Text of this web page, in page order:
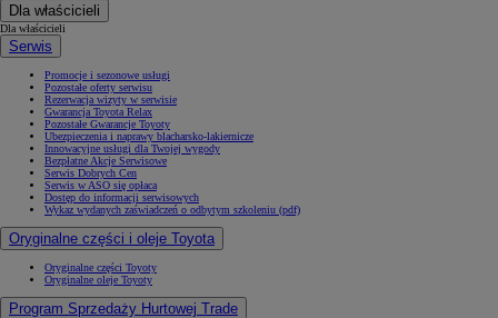
Dla właścicieli
Dla właścicieli
Serwis
Promocje i sezonowe usługi
Pozostałe oferty serwisu
Rezerwacja wizyty w serwisie
Gwarancja Toyota Relax
Pozostałe Gwarancje Toyoty
Ubezpieczenia i naprawy blacharsko-lakiernicze
Innowacyjne usługi dla Twojej wygody
Bezpłatne Akcje Serwisowe
Serwis Dobrych Cen
Serwis w ASO się opłaca
Dostęp do informacji serwisowych
Wykaz wydanych zaświadczeń o odbytym szkoleniu (pdf)
Oryginalne części i oleje Toyota
Oryginalne części Toyoty
Oryginalne oleje Toyoty
Program Sprzedaży Hurtowej Trade